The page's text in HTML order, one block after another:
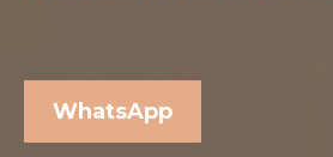
WhatsApp